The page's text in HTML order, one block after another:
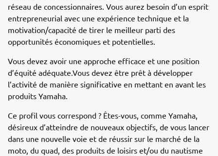
réseau de concessionnaires. Vous aurez besoin d’un esprit
entrepreneurial avec une expérience technique et la
motivation/capacité de tirer le meilleur parti des
opportunités économiques et potentielles.
Vous devez avoir une approche efficace et une position
d’équité adéquate.Vous devez être prêt à développer
l’activité de manière significative en mettant en avant les
produits Yamaha.
Ce profil vous correspond ? Êtes-vous, comme Yamaha,
désireux d’atteindre de nouveaux objectifs, de vous lancer
dans une nouvelle voie et de réussir sur le marché de la
moto, du quad, des produits de loisirs et/ou du nautisme